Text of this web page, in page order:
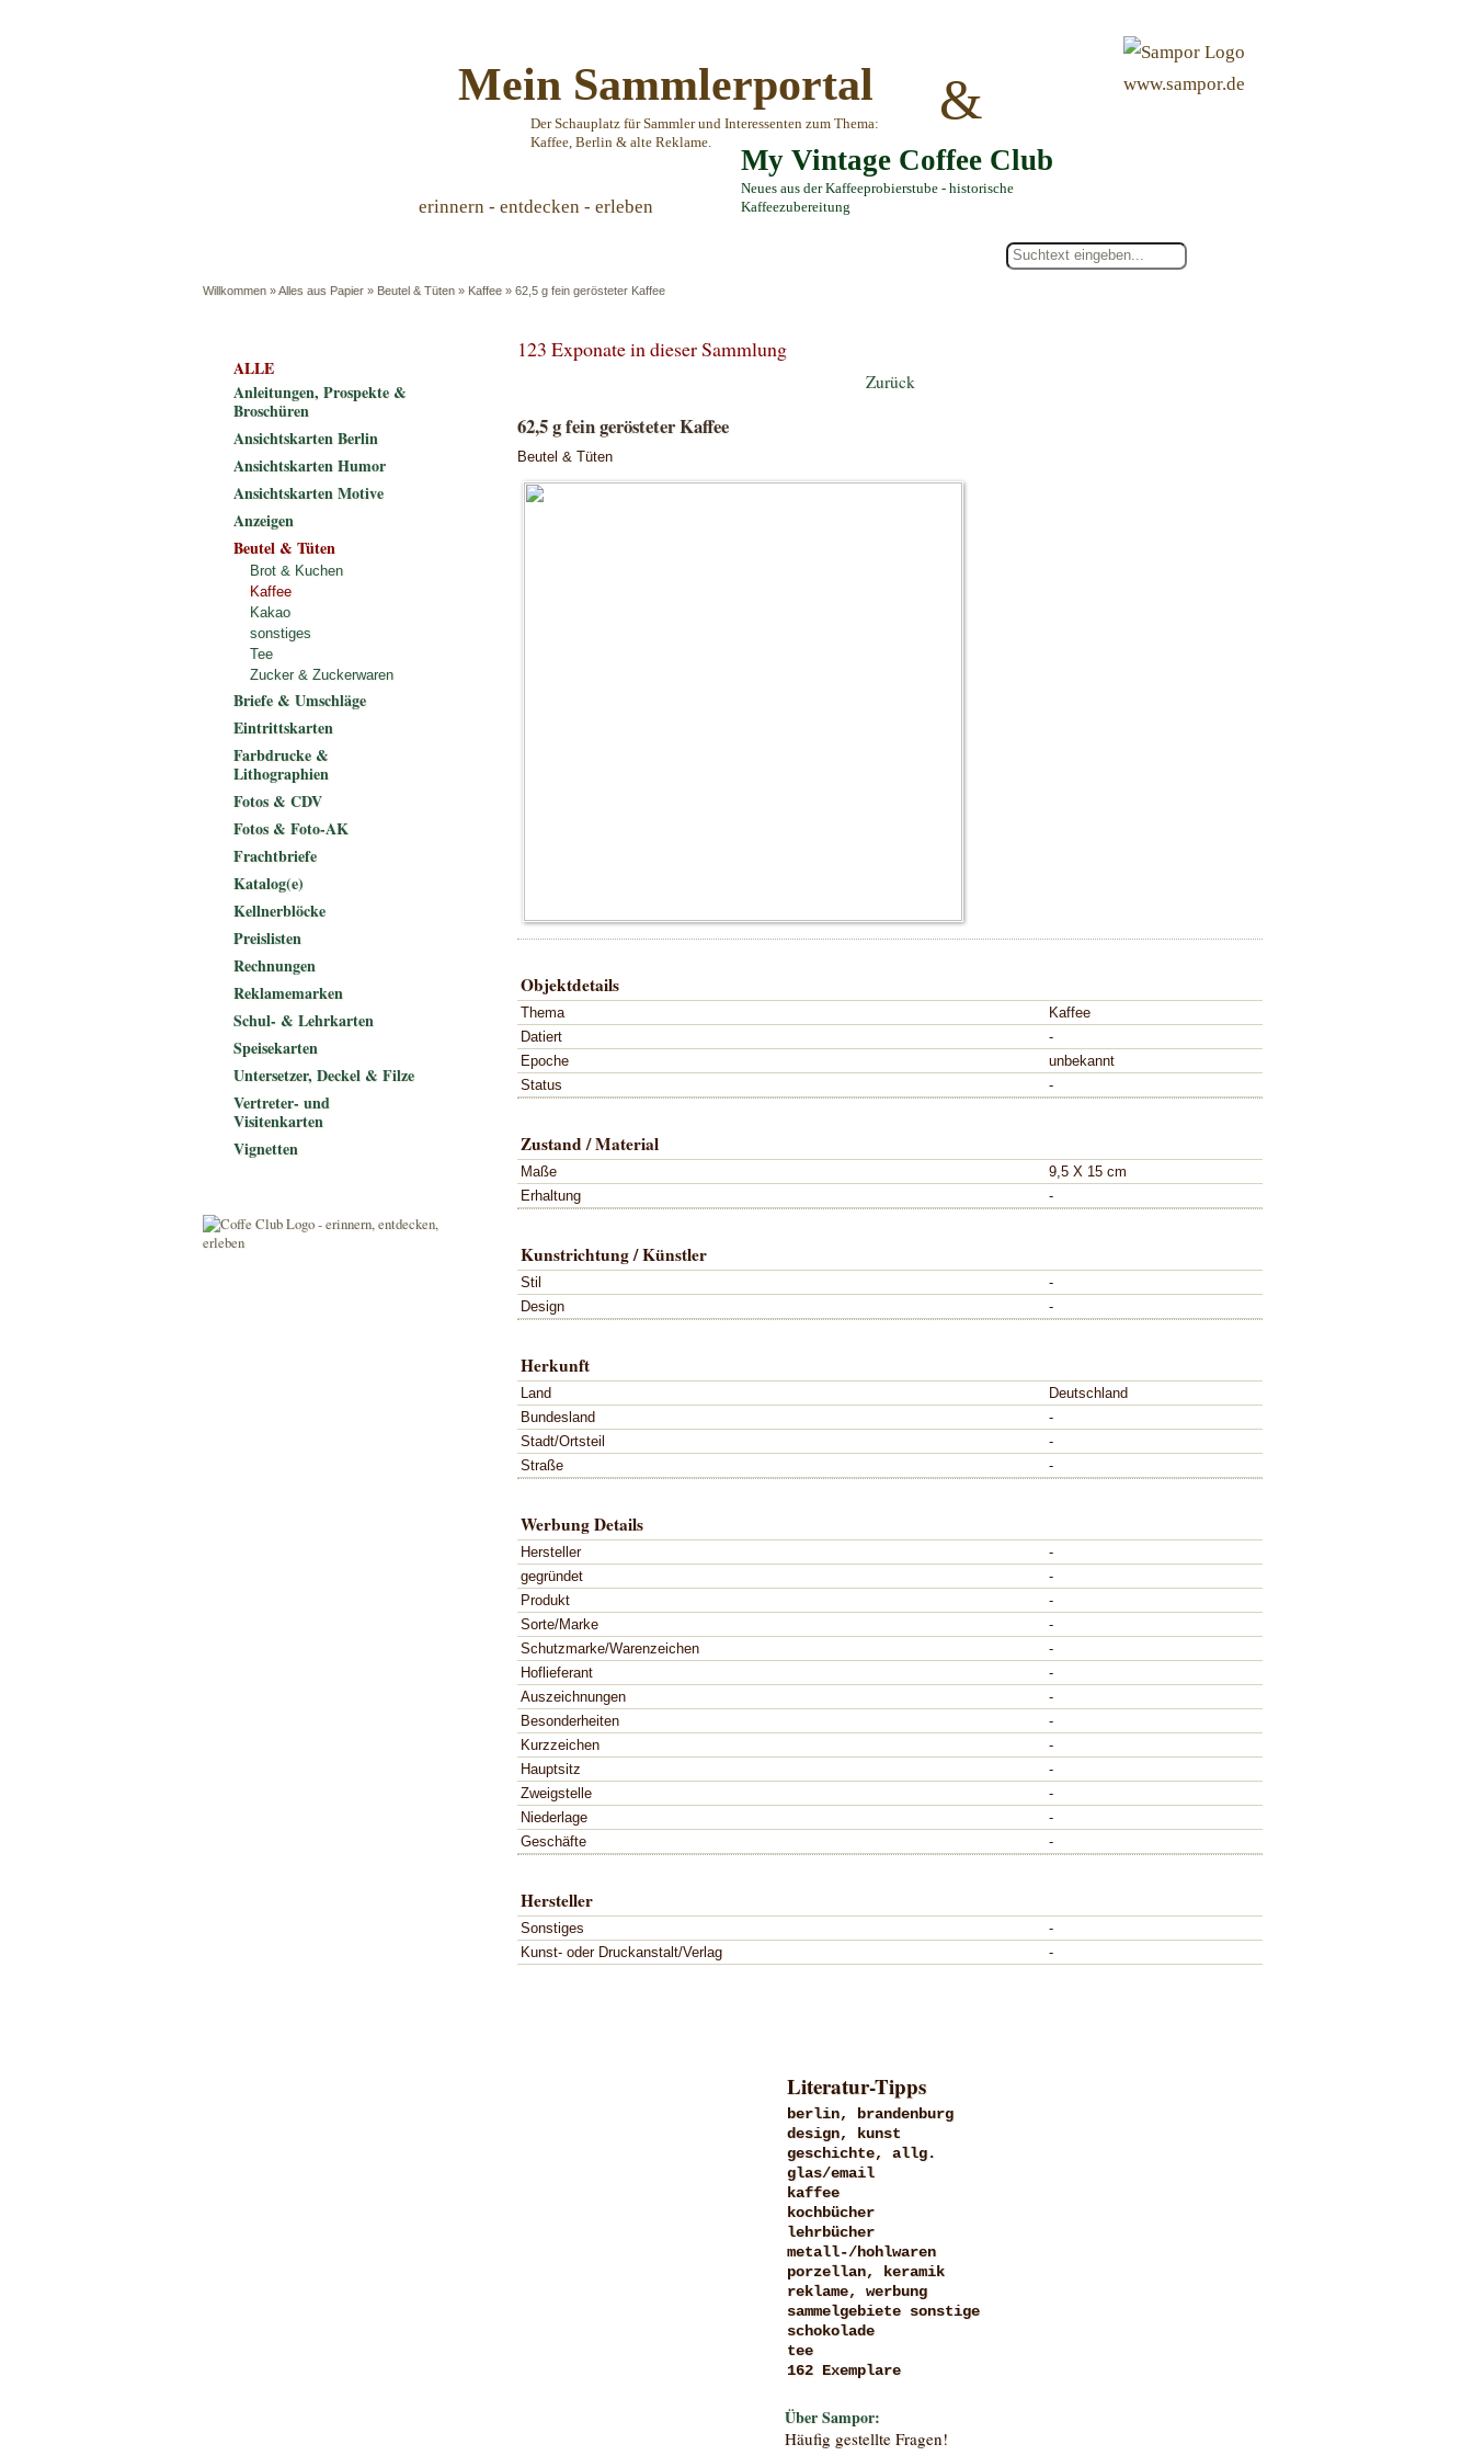
Mein Sammlerportal
Der Schauplatz für Sammler und Interessenten zum Thema:
Kaffee, Berlin & alte Reklame.
&
My Vintage Coffee Club
Neues aus der Kaffeeprobierstube - historische
Kaffeezubereitung
www.sampor.de
erinnern - entdecken - erleben
Willkommen »Alles aus Papier » Beutel & Tüten » Kaffee » 62,5 g fein gerösteter Kaffee
123 Exponate in dieser Sammlung
Zurück
62,5 g fein gerösteter Kaffee
Beutel & Tüten
Objektdetails
Thema
Kaffee
Datiert
-
Epoche
unbekannt
Status
-
Zustand / Material
Maße
9,5 X 15 cm
Erhaltung
-
Kunstrichtung / Künstler
Stil
-
Design
-
Herkunft
Land
Deutschland
Bundesland
-
Stadt/Ortsteil
-
Straße
-
Werbung Details
Hersteller
-
gegründet
-
Produkt
-
Sorte/Marke
-
Schutzmarke/Warenzeichen
-
Hoflieferant
-
Auszeichnungen
-
Besonderheiten
-
Kurzzeichen
-
Hauptsitz
-
Zweigstelle
-
Niederlage
-
Geschäfte
-
Hersteller
Sonstiges
-
Kunst- oder Druckanstalt/Verlag
-
ALLE
Anleitungen, Prospekte &
Broschüren
Ansichtskarten Berlin
Ansichtskarten Humor
Ansichtskarten Motive
Anzeigen
Beutel & Tüten
Brot & Kuchen
Kaffee
Kakao
sonstiges
Tee
Zucker & Zuckerwaren
Briefe & Umschläge
Eintrittskarten
Farbdrucke &
Lithographien
Fotos & CDV
Fotos & Foto-AK
Frachtbriefe
Katalog(e)
Kellnerblöcke
Preislisten
Rechnungen
Reklamemarken
Schul- & Lehrkarten
Speisekarten
Untersetzer, Deckel & Filze
Vertreter- und
Visitenkarten
Vignetten
Literatur-Tipps
berlin, brandenburg
design, kunst
geschichte, allg.
glas/email
kaffee
kochbücher
lehrbücher
metall-/hohlwaren
porzellan, keramik
reklame, werbung
sammelgebiete sonstige
schokolade
tee
162 Exemplare
Über Sampor:
Häufig gestellte Fragen!